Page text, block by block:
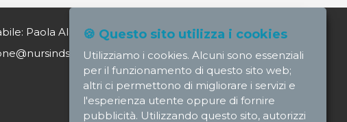
Paola Alagia direttore@nursindsanita.it
🍪 Questo sito utilizza i cookies
Utilizziamo i cookies. Alcuni sono essenziali
per il funzionamento di questo sito web;
altri ci permettono di migliorare i servizi e
l'esperienza utente oppure di fornire
pubblicità. Utilizzando questo sito, autorizzi